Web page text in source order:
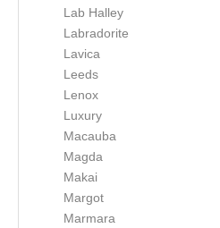
Lab Halley
Labradorite
Lavica
Leeds
Lenox
Luxury
Macauba
Magda
Makai
Margot
Marmara